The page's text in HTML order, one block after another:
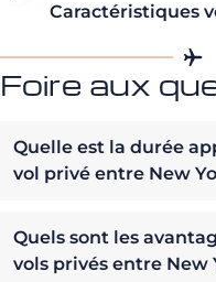
Caractéristiques
Foire aux
Quelle est la durée
vol privé entre New
Quels sont les
vols privés entre New